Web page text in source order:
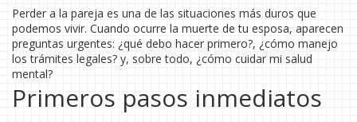
Perder a la pareja es una de las situaciones más duros que
podemos vivir. Cuando ocurre la muerte de tu esposa, aparecen
preguntas urgentes: ¿qué debo hacer primero?, ¿cómo manejo
los trámites legales? y, sobre todo, ¿cómo cuidar mi salud
mental?
Primeros pasos inmediatos